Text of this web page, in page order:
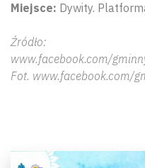
Miejsce: Dywity.
Źródło:
www.facebook.com/
Fot. www.facebook.com/